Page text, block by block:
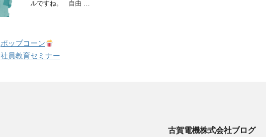
ルですね。 自由 …
ポップコーン
社員教育セミナー
古賀電機株式会社ブログ